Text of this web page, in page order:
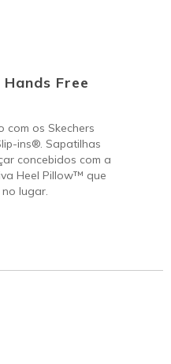
Free
com os Skechers
ins®. Sapatilhas
concebidos com a
Heel Pillow™ que
lugar.